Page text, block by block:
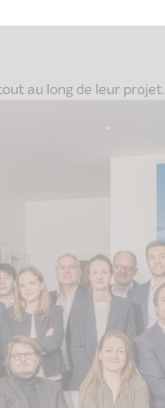
au long de leur projet.